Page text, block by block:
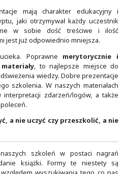
technikum czy szkoły
. Na jego podstawie o
wiedzę w trakcie
i rozumieć co jak w
profesor na uczelni powinien
dnia czy godzinie.
dalszych studiów.